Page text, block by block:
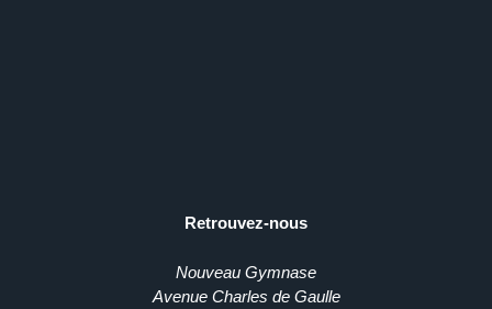
Retrouvez-nous
Nouveau Gymnase
Avenue Charles de Gaulle